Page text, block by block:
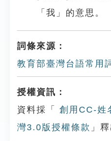
「我」的意思。
詞條來源：
教育部臺灣台語常用
授權資訊：
資料採「
創用CC-姓
灣3.0版授權條款 」